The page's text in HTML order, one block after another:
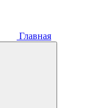
Главная